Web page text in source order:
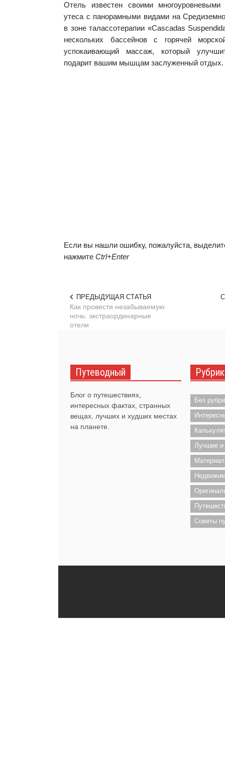
Отель известен своими
утеса с панорамными видами на
в зоне талассотерапии «Cascadas
нескольких бассейнов с горячей
успокаивающий массаж, который
подарит вашим мышцам заслуженный отдых.
Если вы нашли ошибку, пожалуйста,
нажмите Ctrl+Enter
ПРЕДЫДУЩАЯ СТАТЬЯ
Как провести незабываемую
ночь: экстраординарные
отели
Путеводный
Блог о путешествиях,
интересных фактах, странных
вещах, лучших и худших местах
на планете.
Без
Лучшие и
Советы